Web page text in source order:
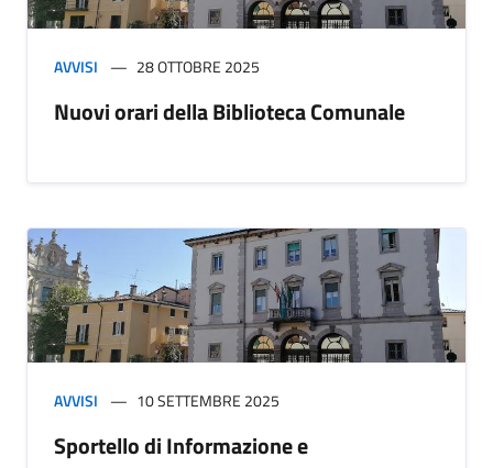
AVVISI 28 OTTOBRE 2025
Nuovi orari della Biblioteca Comunale
AVVISI 10 SETTEMBRE 2025
Sportello di Informazione e